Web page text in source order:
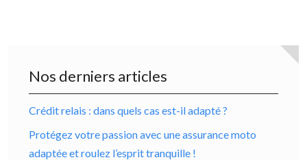
Nos derniers articles
Crédit relais : dans quels cas est-il adapté ?
Protégez votre passion avec une assurance moto
adaptée et roulez l’esprit tranquille !